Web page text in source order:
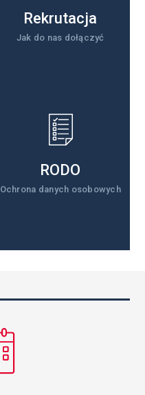
Rekrutacja
Jak do nas dołączyć
RODO
Ochrona danych osobowych